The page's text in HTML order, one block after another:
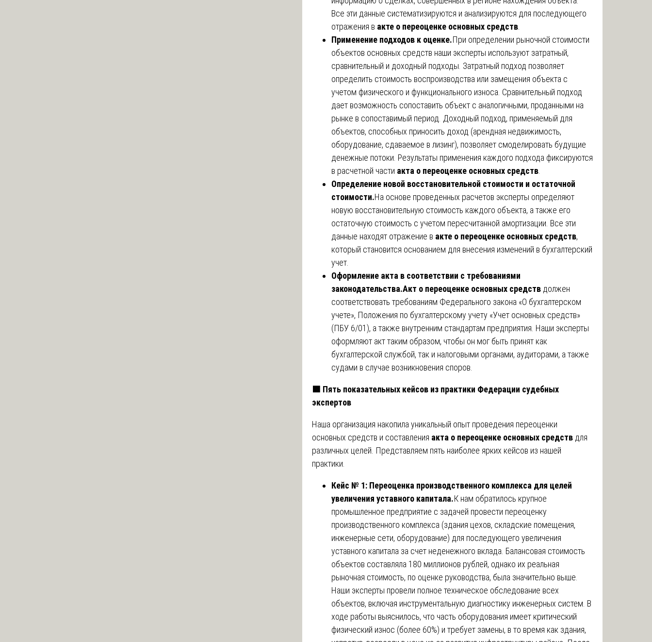
Все эти данные систематизируются и анализируются для последующего
отражения в акте о переоценке основных средств
Применение подходов к оценке.При определении рыночной стоимости
объектов основных средств наши эксперты используют затратный,
сравнительный и доходный подходы. Затратный подход позволяет
определить стоимость воспроизводства или замещения объекта с
учетом физического и функционального износа. Сравнительный подход
дает возможность сопоставить объект с аналогичными, проданными на
рынке в сопоставимый период. Доходный подход, применяемый для
объектов, способных приносить доход (арендная недвижимость,
оборудование, сдаваемое в лизинг), позволяет смоделировать будущие
денежные потоки. Результаты применения каждого подхода фиксируются
в расчетной части акта о переоценке основных средств
Определение новой восстановительной стоимости и остаточной
стоимости.На основе проведенных расчетов эксперты определяют
новую восстановительную стоимость каждого объекта, а также его
остаточную стоимость с учетом пересчитанной амортизации. Все эти
данные находят отражение в акте о переоценке основных средств,
который становится основанием для внесения изменений в бухгалтерский
учет.
Оформление акта в соответствии с требованиями
законодательства.Акт о переоценке основных средств должен
соответствовать требованиям Федерального закона «О бухгалтерском
учете», Положения по бухгалтерскому учету «Учет основных средств»
(ПБУ 6/01), а также внутренним стандартам предприятия. Наши эксперты
оформляют акт таким образом, чтобы он мог быть принят как
бухгалтерской службой, так и налоговыми органами, аудиторами, а также
судами в случае возникновения споров.
🟩 Пять показательных кейсов из практики Федерации судебных
экспертов
Наша организация накопила уникальный опыт проведения переоценки
основных средств и составления акта о переоценке основных средств для
различных целей. Представляем пять наиболее ярких кейсов из нашей
практики.
Кейс № 1: Переоценка производственного комплекса для целей
увеличения уставного капитала.К нам обратилось крупное
промышленное предприятие с задачей провести переоценку
производственного комплекса (здания цехов, складские помещения,
инженерные сети, оборудование) для последующего увеличения
уставного капитала за счет неденежного вклада. Балансовая стоимость
объектов составляла 180 миллионов рублей, однако их реальная
рыночная стоимость, по оценке руководства, была значительно выше.
Наши эксперты провели полное техническое обследование всех
объектов, включая инструментальную диагностику инженерных систем. В
ходе работы выяснилось, что часть оборудования имеет критический
физический износ (более 60%) и требует замены, в то время как здания,